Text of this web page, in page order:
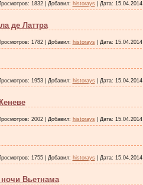
1832 Добавил: historays Дата: 15.04.2014
де Латтра
1782 Добавил: historays Дата: 15.04.2014
1953 Добавил: historays Дата: 15.04.2014
2002 Добавил: historays Дата: 15.04.2014
1755 Добавил: historays Дата: 15.04.2014
Вьетнама